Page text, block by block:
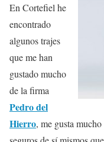
En Cortefiel he
encontrado
algunos trajes
que me han
gustado mucho
de la firma
Pedro del
Hierro, me gusta